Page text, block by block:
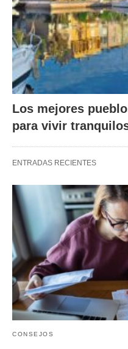
Los mejores
para vivir
ENTRADAS RECIENTES
CONSEJOS